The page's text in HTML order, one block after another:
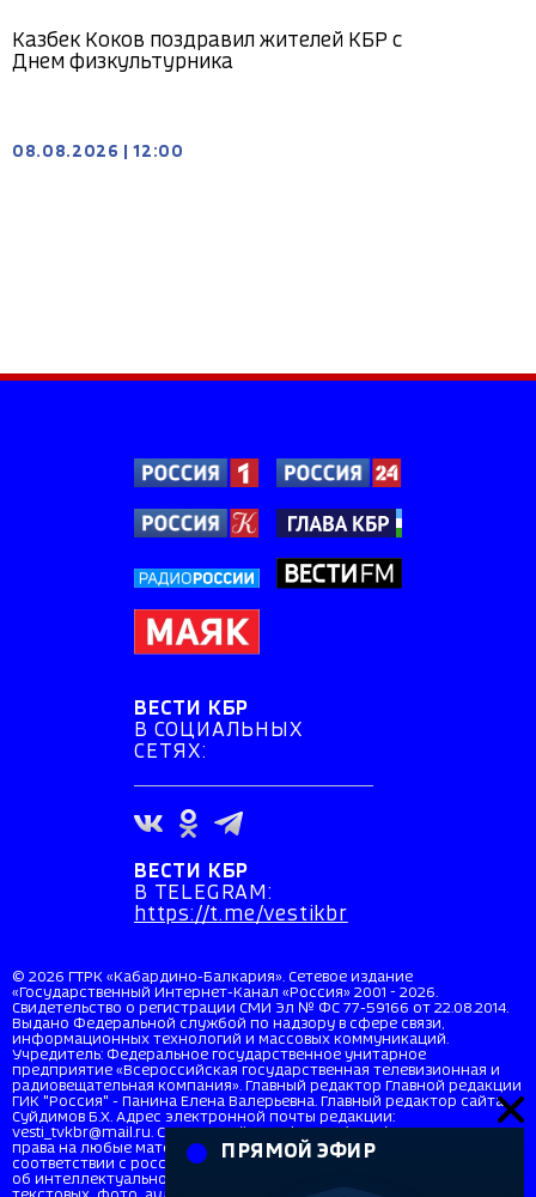
Казбек Коков поздравил жителей КБР с
Днем физкультурника
08.08.2026 12:00
ВЕСТИ КБР
В СОЦИАЛЬНЫХ
СЕТЯХ:
ВЕСТИ КБР
В TELEGRAM:
https://t.me/vestikbr
© 2026 ГТРК «Кабардино-Балкария». Сетевое издание
«Государственный Интернет-Канал «Россия» 2001 - 2026.
Свидетельство о регистрации СМИ Эл № ФС 77-59166 от 22.08.2014.
Выдано Федеральной службой по надзору в сфере связи,
информационных технологий и массовых коммуникаций.
Учредитель: Федеральное государственное унитарное
предприятие «Всероссийская государственная телевизионная и
радиовещательная компания». Главный редактор Главной редакции
ГИК "Россия" - Панина Елена Валерьевна. Главный редактор сайта
Суйдимов Б.Х. Адрес электронной почты редакции:
vesti_tvkbr@mail.ru. Справочный телефон: +7 (8662) 40-36-33. Все
права на любые материалы, опубликованные на сайте, защищены в
соответствии с российским и международным законодательством
об интеллектуальной собственности. Любое использование
ПРЯМОЙ ЭФИР